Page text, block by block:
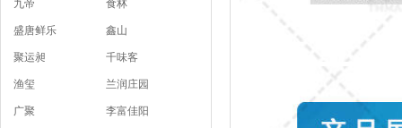
盛唐鲜乐
鑫山
聚运昶
千味客
渔玺
兰润庄园
广聚
李富佳阳